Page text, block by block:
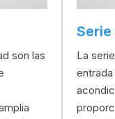
son las
Serie
La